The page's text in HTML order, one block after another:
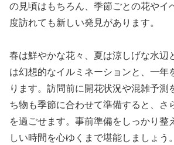
の見頃はもちろん、季節ごとの花やイ
度訪れても新しい発見があります。
春は鮮やかな花々、夏は涼しげな水辺
は幻想的なイルミネーションと、一年
ります。訪問前に開花状況や混雑予測
ち物も季節に合わせて準備すると、さ
を過ごせます。事前準備をしっかり整
しい時間を心ゆくまで堪能しましょう。